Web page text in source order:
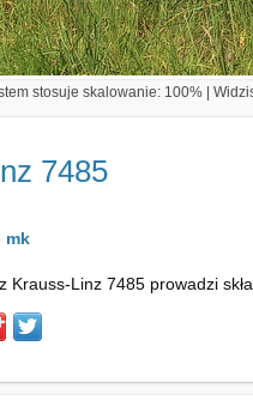
stosuje skalowanie: 100% |
7485
mk
Krauss-Linz 7485 prowadzi